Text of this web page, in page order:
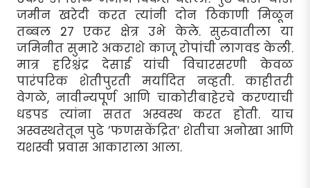
जमीन खरेदी करत त्यांनी दोन ठिकाणी मिळून
तब्बल 27 एकर क्षेत्र उभे केले. सुरुवातीला या
जमिनीत सुमारे अकराशे काजू रोपांची लागवड केली.
मात्र हरिश्चंद्र देसाई यांची विचारसरणी केवळ
पारंपरिक शेतीपुरती मर्यादित नव्हती. काहीतरी
वेगळे, नावीन्यपूर्ण आणि चाकोरीबाहेरचे करण्याची
धडपड त्यांना सतत अस्वस्थ करत होती. याच
अस्वस्थतेतून पुढे ’फणसकेंद्रित’ शेतीचा अनोखा आणि
यशस्वी प्रवास आकाराला आला.